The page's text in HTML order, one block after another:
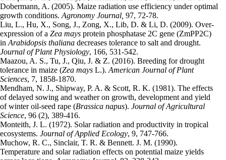
Dobermann, A. (2005). Maize radiation use efficiency under optimal
growth conditions. Agronomy Journal, 97, 72-78.
Liu, L., Hu, X., Song, J., Zong, X., Lib, D. & Li, D. (2009). Over-
expression of a Zea mays protein phosphatase 2C gene (ZmPP2C)
in Arabidopsis thaliana decreases tolerance to salt and drought.
Journal of Plant Physiology, 166, 531-542.
Maazou, A. S., Tu, J., Qiu, J. & Z. (2016). Breeding for drought
tolerance in maize (Zea mays L.). American Journal of Plant
Sciences, 7, 1858-1870.
Mendham, N. J., Shipway, P. A. & Scott, R. K. (1981). The effects
of delayed sowing and weather on growth, development and yield
of winter oil-seed rape (Brassica napus). Journal of Agricultural
Science, 96 (2), 389-416.
Monteith, J. L. (1972). Solar radiation and productivity in tropical
ecosystems. Journal of Applied Ecology, 9, 747-766.
Muchow, R. C., Sinclair, T. R. & Bennett. J. M. (1990).
Temperature and solar radiation effects on potential maize yields